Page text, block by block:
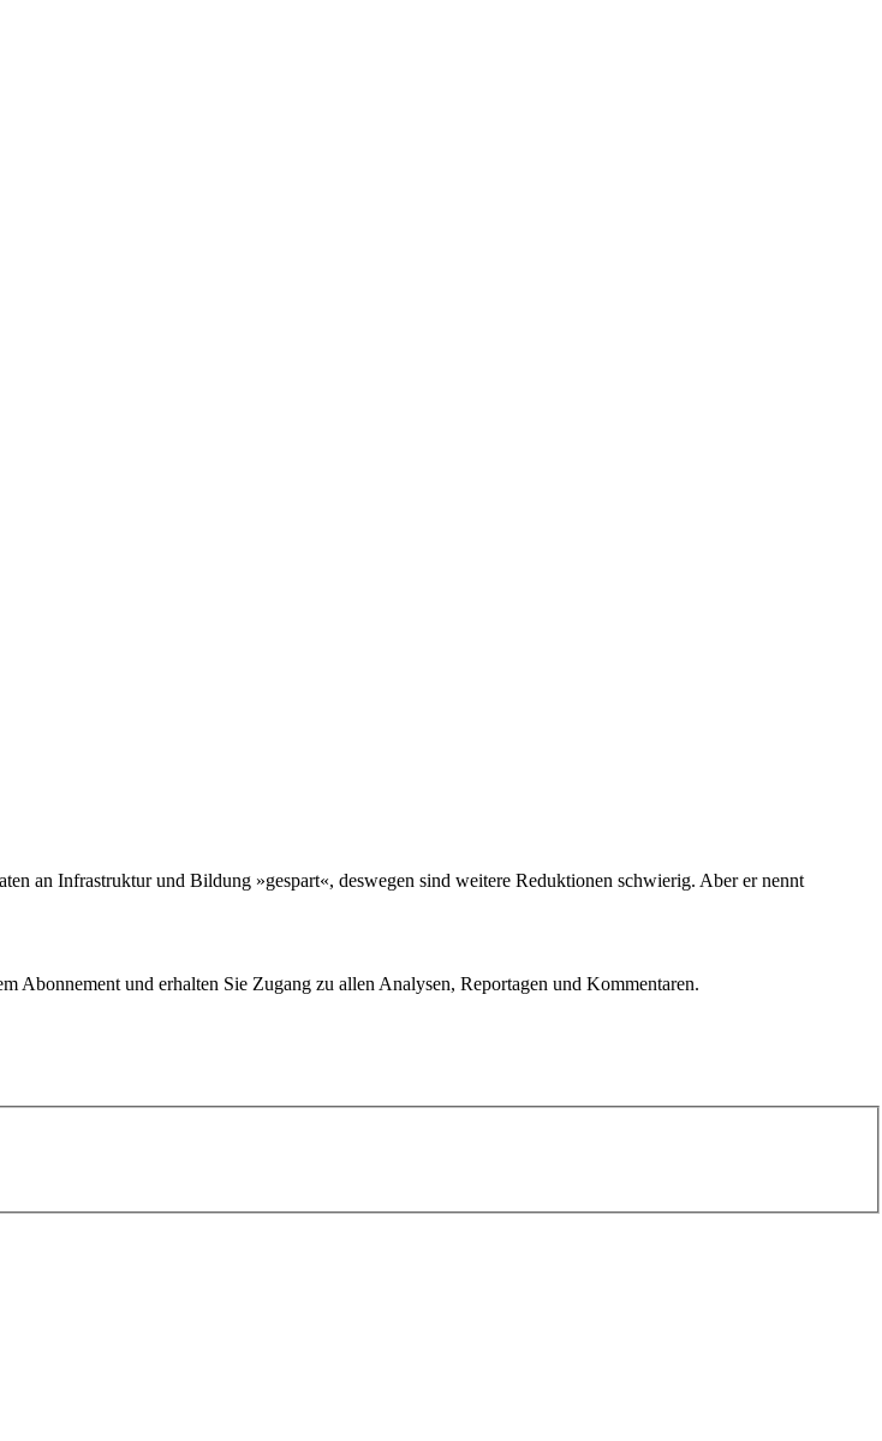
an Infrastruktur und Bildung »gespart«, deswegen sind weitere Reduktionen schwierig. Aber er nennt
Abonnement und erhalten Sie Zugang zu allen Analysen, Reportagen und Kommentaren.